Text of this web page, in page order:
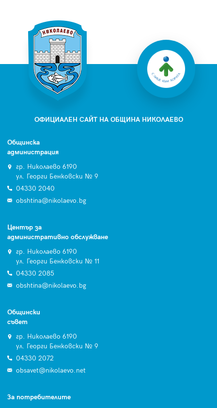
ОФИЦИАЛЕН САЙТ НА ОБЩИНА НИКОЛАЕВО
Общинска
администрация
гр. Николаево 6190
ул. Георги Бенковски № 9
04330 2040
obshtina@nikolaevo.bg
Център за
административно обслужване
гр. Николаево 6190
ул. Георги Бенковски № 11
04330 2085
obshtina@nikolaevo.bg
Общински
съвет
гр. Николаево 6190
ул. Георги Бенковски № 9
04330 2072
obsavet@nikolaevo.net
За потребителите